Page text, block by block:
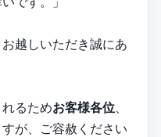
お越しいただき誠にあ
るためお客様各位
が、ご容赦ください